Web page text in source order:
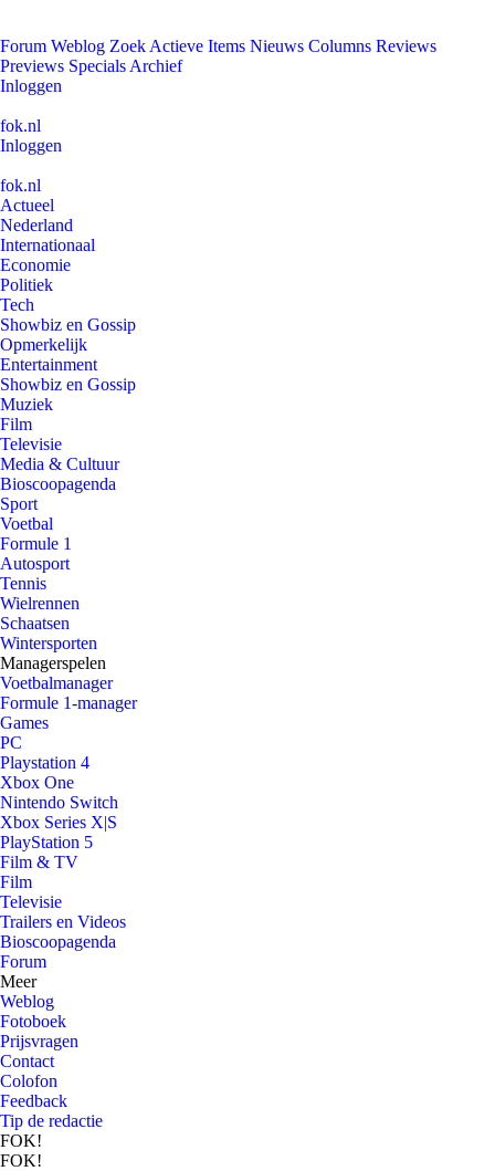
Forum Weblog Zoek Actieve Items Nieuws Columns Reviews
Previews Specials Archief
Inloggen
fok.nl
Inloggen
fok.nl
Actueel
Nederland
Internationaal
Economie
Politiek
Tech
Showbiz en Gossip
Opmerkelijk
Entertainment
Showbiz en Gossip
Muziek
Film
Televisie
Media & Cultuur
Bioscoopagenda
Sport
Voetbal
Formule 1
Autosport
Tennis
Wielrennen
Schaatsen
Wintersporten
Managerspelen
Voetbalmanager
Formule 1-manager
Games
PC
Playstation 4
Xbox One
Nintendo Switch
Xbox Series X|S
PlayStation 5
Film & TV
Film
Televisie
Trailers en Videos
Bioscoopagenda
Forum
Meer
Weblog
Fotoboek
Prijsvragen
Contact
Colofon
Feedback
Tip de redactie
FOK!
FOK!